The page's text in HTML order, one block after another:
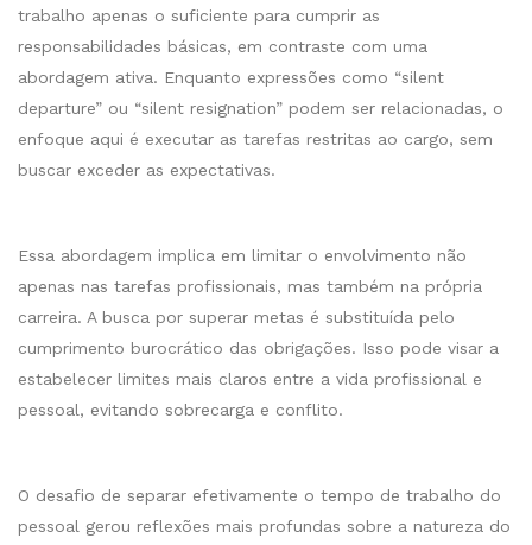
trabalho apenas o suficiente para cumprir as
responsabilidades básicas, em contraste com uma
abordagem ativa. Enquanto expressões como “silent
departure” ou “silent resignation” podem ser relacionadas, o
enfoque aqui é executar as tarefas restritas ao cargo, sem
buscar exceder as expectativas.
Essa abordagem implica em limitar o envolvimento não
apenas nas tarefas profissionais, mas também na própria
carreira. A busca por superar metas é substituída pelo
cumprimento burocrático das obrigações. Isso pode visar a
estabelecer limites mais claros entre a vida profissional e
pessoal, evitando sobrecarga e conflito.
O desafio de separar efetivamente o tempo de trabalho do
pessoal gerou reflexões mais profundas sobre a natureza do